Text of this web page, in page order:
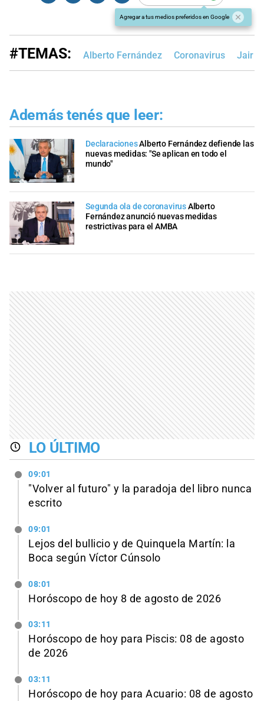
Agregar a tus medios preferidos en Google
#TEMAS: Alberto Fernández Coronavirus Jair
Además tenés que leer:
DeclaracionesAlberto Fernández defiende las
nuevas medidas: "Se aplican en todo el
mundo"
Segunda ola de coronavirusAlberto
Fernández anunció nuevas medidas
restrictivas para el AMBA
LO ÚLTIMO
09:01
"Volver al futuro" y la paradoja del libro nunca
escrito
09:01
Lejos del bullicio y de Quinquela Martín: la
Boca según Víctor Cúnsolo
08:01
Horóscopo de hoy 8 de agosto de 2026
03:11
Horóscopo de hoy para Piscis: 08 de agosto
de 2026
03:11
Horóscopo de hoy para Acuario: 08 de agosto